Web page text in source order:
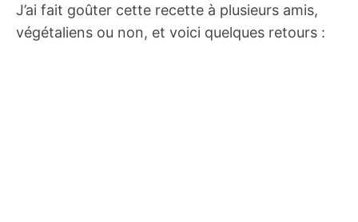
J’ai fait goûter cette recette à plusieurs amis,
végétaliens ou non, et voici quelques retours :